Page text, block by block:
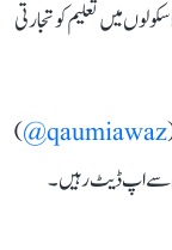
میں تعلیم کو تجارتی
qaumiawaz@
)
سے اپ ڈیٹ رہیں۔